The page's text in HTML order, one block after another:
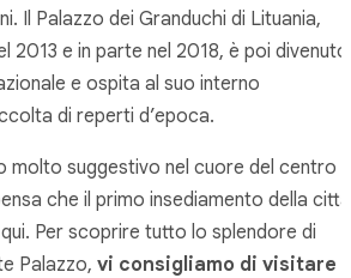
Il Palazzo dei Granduchi di Lituania,
2013 e in parte nel 2018, è poi divenuto
e ospita al suo interno
di reperti d’epoca.
molto suggestivo nel cuore del centro
che il primo insediamento della città
Per scoprire tutto lo splendore di
Palazzo, vi consigliamo di visitare